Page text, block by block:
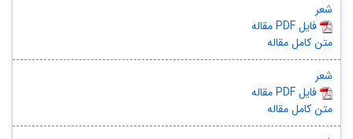
شعر
مقاله PDF فایل
متن کامل مقاله
شعر
مقاله PDF فایل
متن کامل مقاله